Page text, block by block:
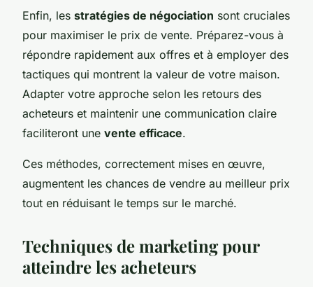
Enfin, les stratégies de négociation sont cruciales
pour maximiser le prix de vente. Préparez-vous à
répondre rapidement aux offres et à employer des
tactiques qui montrent la valeur de votre maison.
Adapter votre approche selon les retours des
acheteurs et maintenir une communication claire
faciliteront une vente efficace.
Ces méthodes, correctement mises en œuvre,
augmentent les chances de vendre au meilleur prix
tout en réduisant le temps sur le marché.
Techniques de marketing pour
atteindre les acheteurs